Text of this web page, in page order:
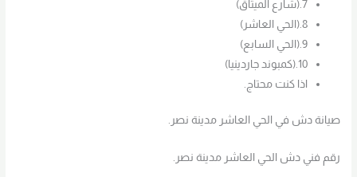
7.(شارع الميثاق)
8.(الحي العاشر)
9.(الحي السابع)
10.(كمبوند جاردينيا)
اذا كنت محتاج.
صيانة دش في الحي العاشر مدينة نصر.
رقم فني دش الحي العاشر مدينة نصر.